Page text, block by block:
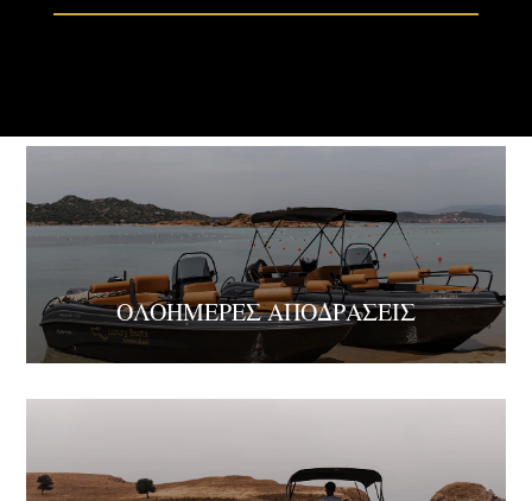
ΟΛΟΗΜΕΡΕΣ ΑΠΟΔΡΑΣΕΙΣ